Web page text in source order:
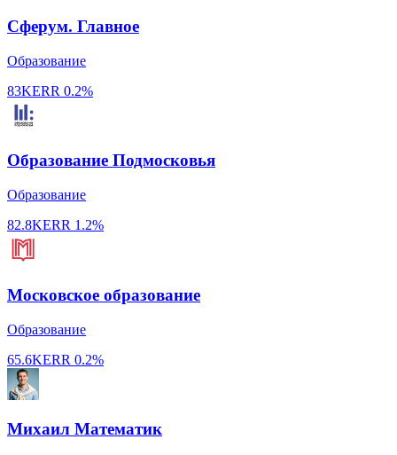
Сферум. Главное
Образование
83KERR 0.2%
Образование Подмосковья
Образование
82.8KERR 1.2%
Московское образование
Образование
65.6KERR 0.2%
Михаил Математик